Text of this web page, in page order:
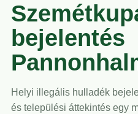
bejelentés
Helyi illegális hulladék
és települési áttekintés egy